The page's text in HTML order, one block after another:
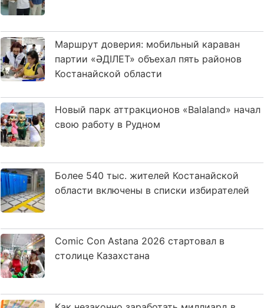
Маршрут доверия: мобильный караван
партии «ӘДІЛЕТ» объехал пять районов
Костанайской области
Новый парк аттракционов «Balaland» начал
свою работу в Рудном
Более 540 тыс. жителей Костанайской
области включены в списки избирателей
Comic Con Astana 2026 стартовал в
столице Казахстана